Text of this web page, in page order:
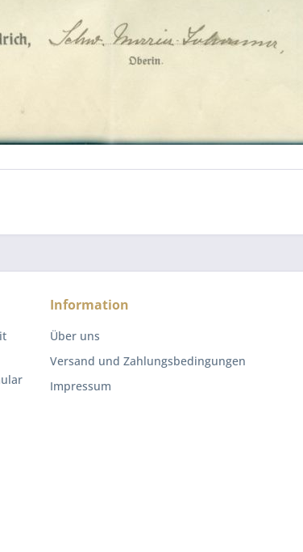
Information
Über uns
Versand und Zahlungsbedingungen
Impressum